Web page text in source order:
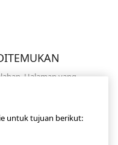
Halaman yang
atau klik untuk
untuk tujuan berikut: